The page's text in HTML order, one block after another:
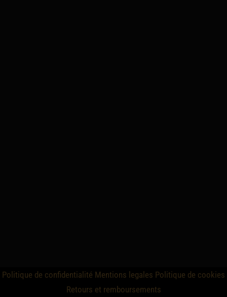
Politique de confidentialité Mentions legales Politique de cookies
Retours et remboursements